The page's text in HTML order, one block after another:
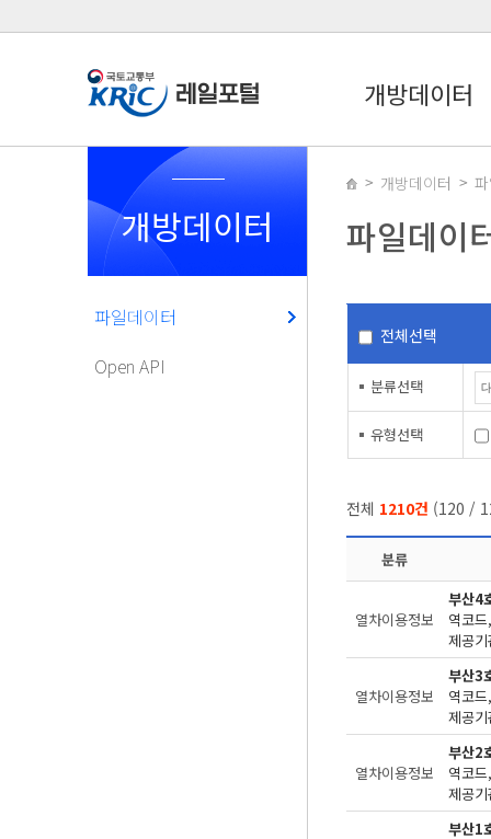
개방데이터
개방데이터
파일데이터
Open API
개방데이터
파일데이
전체선택
분류선택
유형선택
전체 1210건 (120 /
분류
열차이용정보
부산4
제공
열차이용정보
부산3
제공
열차이용정보
부산2
제공
부산1